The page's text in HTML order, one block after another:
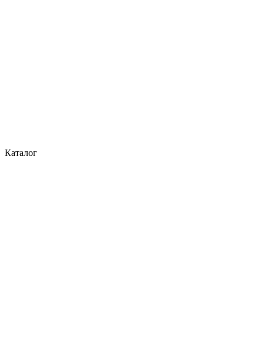
Каталог